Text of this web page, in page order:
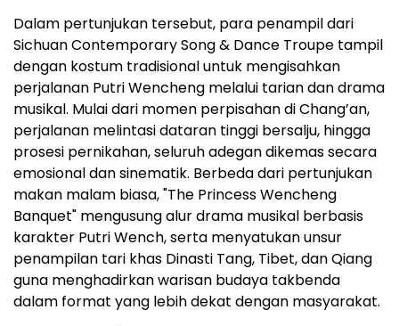
Dalam pertunjukan tersebut, para penampil dari
Sichuan Contemporary Song & Dance Troupe tampil
dengan kostum tradisional untuk mengisahkan
perjalanan Putri Wencheng melalui tarian dan drama
musikal. Mulai dari momen perpisahan di Chang’an,
perjalanan melintasi dataran tinggi bersalju, hingga
prosesi pernikahan, seluruh adegan dikemas secara
emosional dan sinematik. Berbeda dari pertunjukan
makan malam biasa, "The Princess Wencheng
Banquet" mengusung alur drama musikal berbasis
karakter Putri Wench, serta menyatukan unsur
penampilan tari khas Dinasti Tang, Tibet, dan Qiang
guna menghadirkan warisan budaya takbenda
dalam format yang lebih dekat dengan masyarakat.